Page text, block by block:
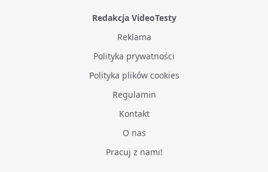
Redakcja VideoTesty
Reklama
Polityka prywatności
Polityka plików cookies
Regulamin
Kontakt
O nas
Pracuj z nami!